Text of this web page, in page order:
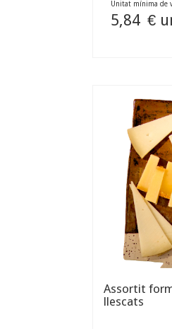
Unitat mínima de
5,84 €
Assortit
llescats